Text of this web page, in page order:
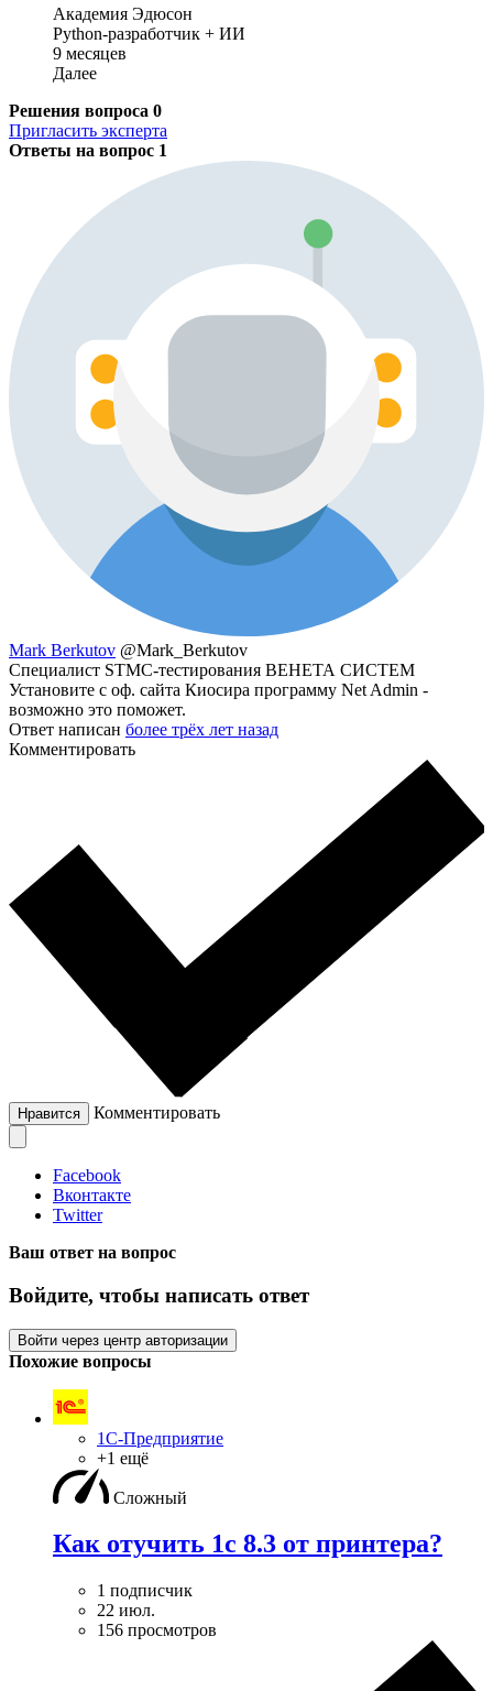
Академия Эдюсон
Python-разработчик + ИИ
9 месяцев
Далее
Решения вопроса 0
Пригласить эксперта
Ответы на вопрос 1
Mark Berkutov @Mark_Berkutov
Специалист STMC-тестирования ВЕНЕТА СИСТЕМ
Установите с оф. сайта Киосира программу Net Admin -
возможно это поможет.
Ответ написан более трёх лет назад
Комментировать
Нравится Комментировать
Facebook
Вконтакте
Twitter
Ваш ответ на вопрос
Войдите, чтобы написать ответ
Войти через центр авторизации
Похожие вопросы
1С-Предприятие
+1 ещё
Сложный
Как отучить 1с 8.3 от принтера?
1 подписчик
22 июл.
156 просмотров